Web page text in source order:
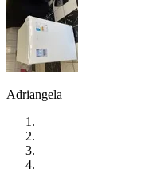
Adriangela